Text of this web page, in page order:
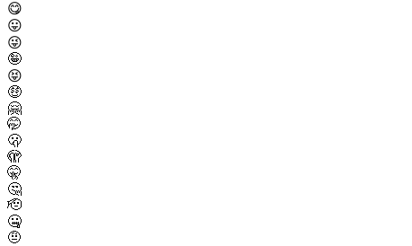
😋
😛
😜
🤪
😝
🤑
🤗
🤭
🫢
🫣
🤫
🤔
🫡
🤐
🤨